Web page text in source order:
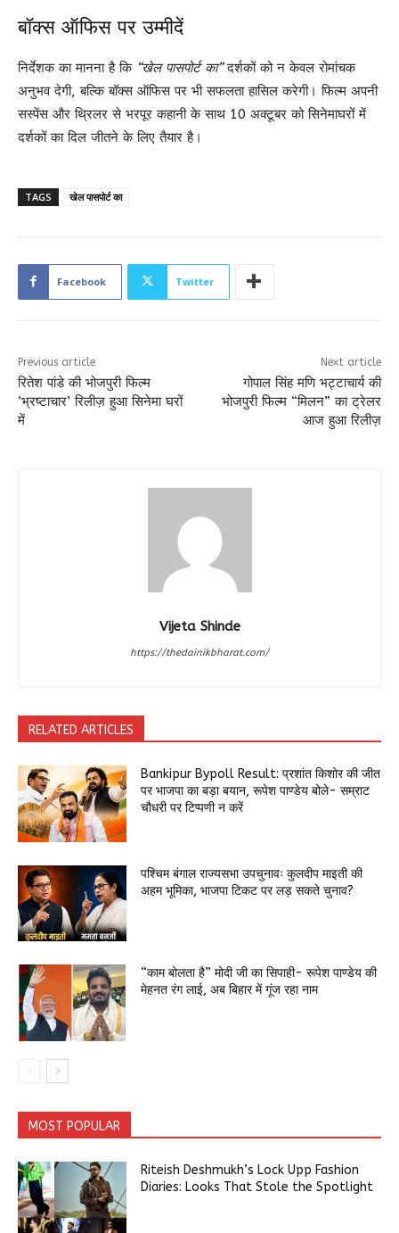
बॉक्स ऑफिस पर उम्मीदें
निर्देशक का मानना है कि “खेल पासपोर्ट का”दर्शकों को न केवल रोमांचक
अनुभव देगी, बल्कि बॉक्स ऑफिस पर भी सफलता हासिल करेगी। फिल्म अपनी
सस्पेंस और थ्रिलर से भरपूर कहानी के साथ 10 अक्टूबर को सिनेमाघरों में
दर्शकों का दिल जीतने के लिए तैयार है।
TAGS खेल पासपोर्ट का
Facebook Twitter
Previous article
रितेश पांडे की भोजपुरी फिल्म
‘भ्रष्टाचार’ रिलीज़ हुआ सिनेमा घरों
में
Next article
गोपाल सिंह मणि भट्टाचार्य की
भोजपुरी फिल्म “मिलन” का ट्रेलर
आज हुआ रिलीज़
Vijeta Shinde
https://thedainikbharat.com/
RELATED ARTICLES
Bankipur Bypoll Result: प्रशांत किशोर की जीत
पर भाजपा का बड़ा बयान, रूपेश पाण्डेय बोले- सम्राट
चौधरी पर टिप्पणी न करें
पश्चिम बंगाल राज्यसभा उपचुनावः कुलदीप माइती की
अहम भूमिका, भाजपा टिकट पर लड़ सकते चुनाव?
“काम बोलता है” मोदी जी का सिपाही- रूपेश पाण्डेय की
मेहनत रंग लाई, अब बिहार में गूंज रहा नाम
MOST POPULAR
Riteish Deshmukh’s Lock Upp Fashion
Diaries: Looks That Stole the Spotlight